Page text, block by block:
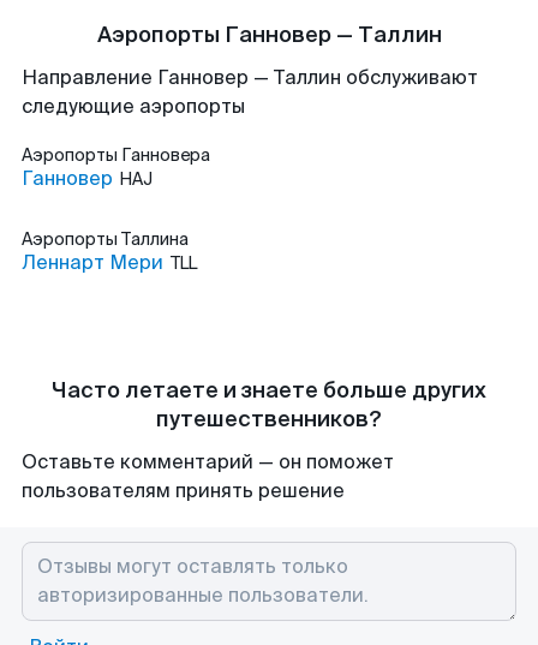
Аэропорты Ганновер — Таллин
Направление Ганновер — Таллин обслуживают
следующие аэропорты
Аэропорты Ганновера
Ганновер HAJ
Аэропорты Таллина
Леннарт Мери TLL
Часто летаете и знаете больше других
путешественников?
Оставьте комментарий — он поможет
пользователям принять решение